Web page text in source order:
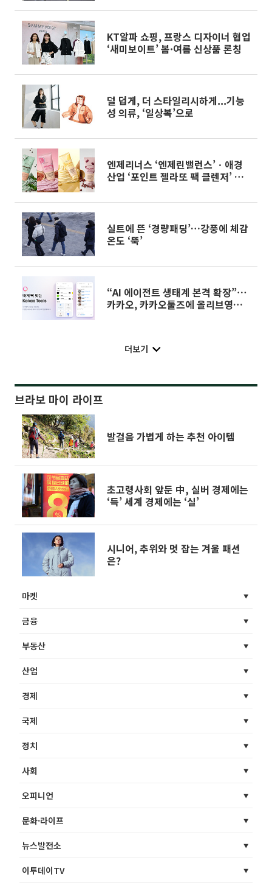
KT알파 쇼핑, 프랑스 디자이너 협업
‘새미보이트’ 봄·여름 신상품 론칭
덜 덥게, 더 스타일리시하게...기능
성 의류, ‘일상복’으로
엔제리너스 ‘엔제린밸런스’ㆍ애경
산업 ‘포인트 젤라또 팩 클렌저’ 외
실트에 뜬 ‘경량패딩’…강풍에 체감
온도 ‘뚝’
“AI 에이전트 생태계 본격 확장”⋯
카카오, 카카오툴즈에 올리브영ㆍ무
더보기
브라보 마이 라이프
발걸음 가볍게 하는 추천 아이템
초고령사회 앞둔 中, 실버 경제에는
‘득’ 세계 경제에는 ‘실’
시니어, 추위와 멋 잡는 겨울 패션
은?
마켓
금융
부동산
산업
경제
국제
정치
사회
오피니언
문화·라이프
뉴스발전소
이투데이TV